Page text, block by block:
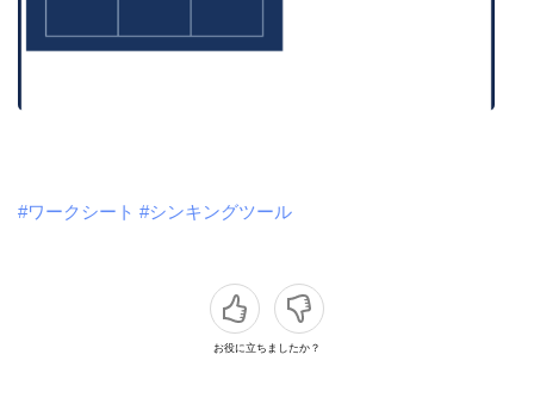
#ワークシート #シンキングツール
お役に立ちましたか？